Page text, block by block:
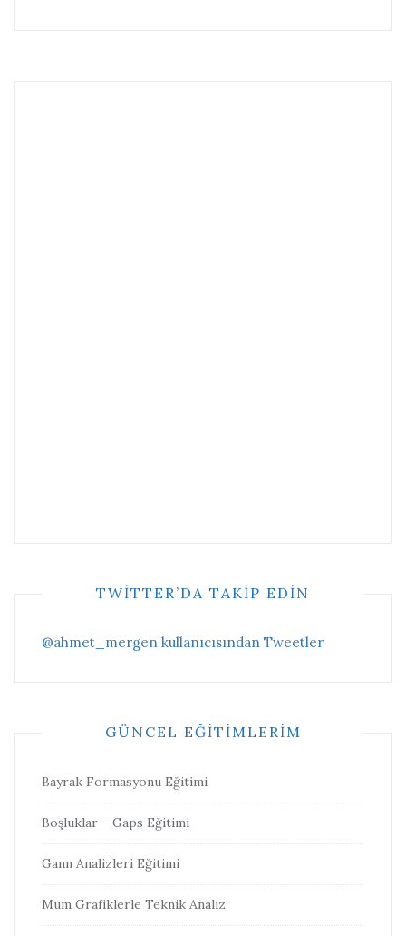
TWITTER’DA TAKIP EDIN
@ahmet_mergen kullanıcısından Tweetler
GÜNCEL EĞITIMLERIM
Bayrak Formasyonu Eğitimi
Boşluklar – Gaps Eğitimi
Gann Analizleri Eğitimi
Mum Grafiklerle Teknik Analiz